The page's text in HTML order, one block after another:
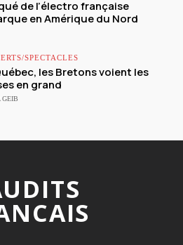
de l’électro française
en Amérique du Nord
SPECTACLES
les Bretons voient les
en grand
GEIB